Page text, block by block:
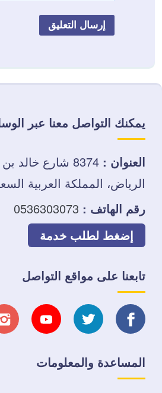
يمكنك التواصل معنا عبر
العنوان :
8374 شارع خالد
الرياض، المملكة العربية
رقم الهاتف : 0536303073
إضغط لطلب خدمة
تابعنا على مواقع التواصل
تابعنا
على
تابعنا
على
تابعنا
المساعدة والمعلومات